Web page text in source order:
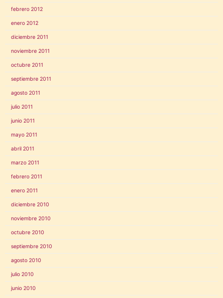
febrero 2012
enero 2012
diciembre 2011
noviembre 2011
octubre 2011
septiembre 2011
agosto 2011
julio 2011
junio 2011
mayo 2011
abril 2011
marzo 2011
febrero 2011
enero 2011
diciembre 2010
noviembre 2010
octubre 2010
septiembre 2010
agosto 2010
julio 2010
junio 2010